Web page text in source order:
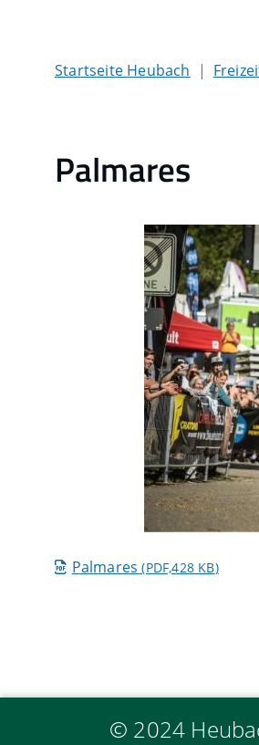
Startseite Heubach
Palmares
Palmares (PDF,428 KB)
© 2024